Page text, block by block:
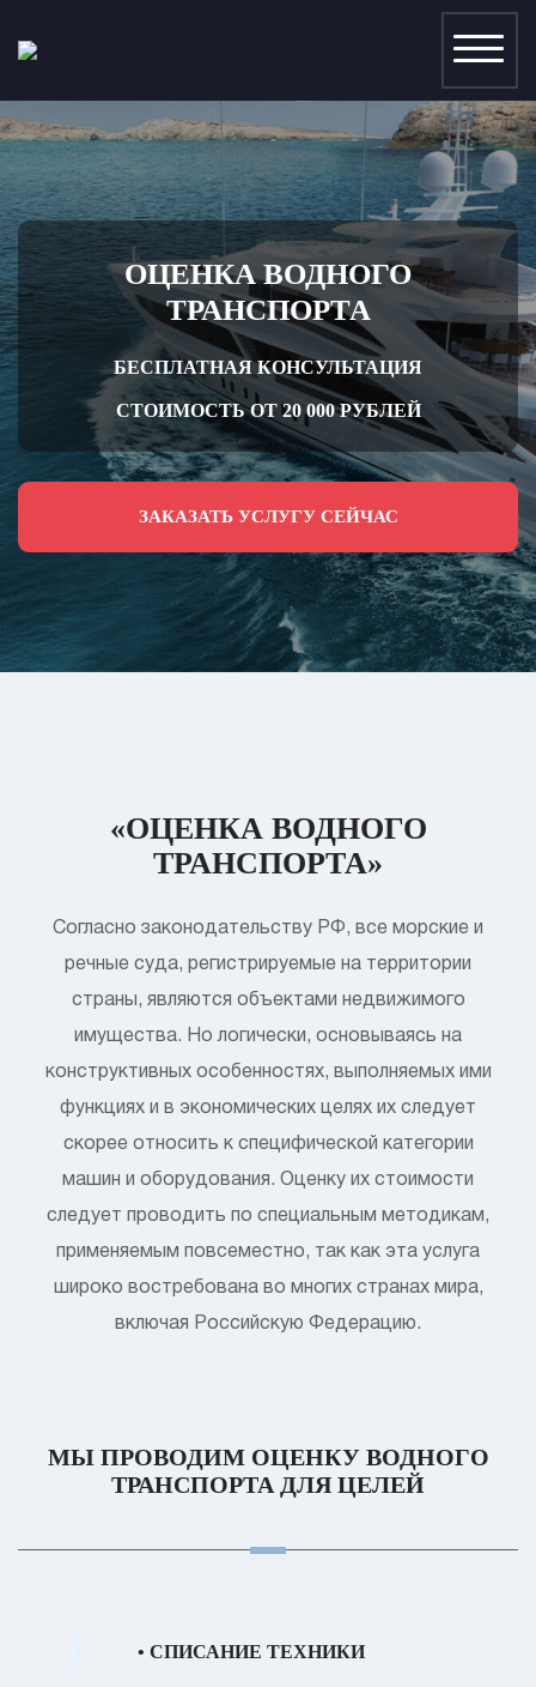
ОЦЕНКА ВОДНОГО
ТРАНСПОРТА
БЕСПЛАТНАЯ КОНСУЛЬТАЦИЯ
СТОИМОСТЬ ОТ 20 000 РУБЛЕЙ
ЗАКАЗАТЬ УСЛУГУ СЕЙЧАС
«ОЦЕНКА ВОДНОГО
ТРАНСПОРТА»
Согласно законодательству РФ, все морские и
речные суда, регистрируемые на территории
страны, являются объектами недвижимого
имущества. Но логически, основываясь на
конструктивных особенностях, выполняемых ими
функциях и в экономических целях их следует
скорее относить к специфической категории
машин и оборудования. Оценку их стоимости
следует проводить по специальным методикам,
применяемым повсеместно, так как эта услуга
широко востребована во многих странах мира,
включая Российскую Федерацию.
МЫ ПРОВОДИМ ОЦЕНКУ ВОДНОГО
ТРАНСПОРТА ДЛЯ ЦЕЛЕЙ
СПИСАНИЕ ТЕХНИКИ